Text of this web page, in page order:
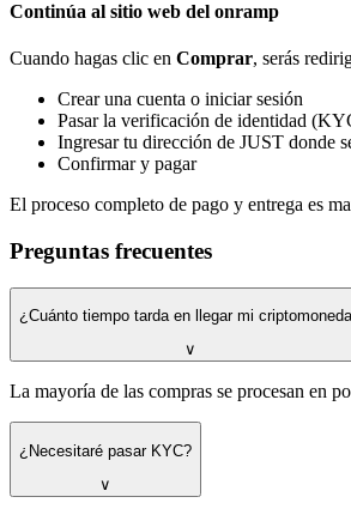
Continúa al sitio web del onramp
Cuando hagas clic en Comprar, serás
Crear una cuenta o iniciar sesión
Pasar la verificación de identidad
Ingresar tu dirección de JUST donde
Confirmar y pagar
El proceso completo de pago y entrega es
Preguntas frecuentes
¿Cuánto tiempo tarda en llegar mi
∨
La mayoría de las compras se procesan en
¿Necesitaré pasar KYC?
∨